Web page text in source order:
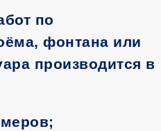
по
фонтана или
производится в